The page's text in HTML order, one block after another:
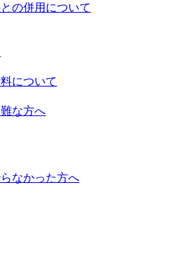
の併用について
について
な方へ
なかった方へ